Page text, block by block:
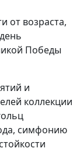
от возраста,
Победы
и
коллекции
симфонию